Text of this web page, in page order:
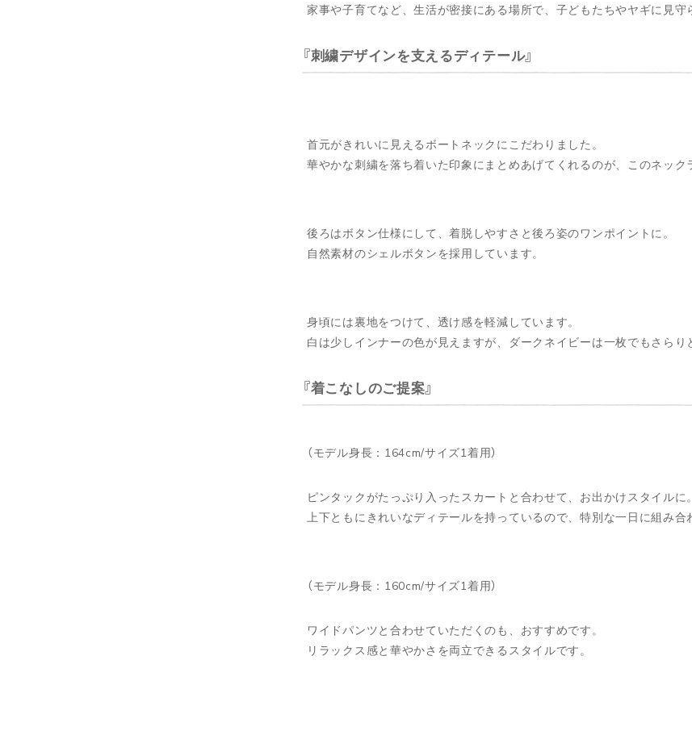
家事や子育てなど、生活が密接にある場所で、子どもたちやヤギに見守
刺繍デザインを支えるディテール
首元がきれいに見えるボートネックにこだわりました。
華やかな刺繍を落ち着いた印象にまとめあげてくれるのが、このネック
後ろはボタン仕様にして、着脱しやすさと後ろ姿のワンポイントに。
自然素材のシェルボタンを採用しています。
身頃には裏地をつけて、透け感を軽減しています。
白は少しインナーの色が見えますが、ダークネイビーは一枚でもさらり
着こなしのご提案
（モデル身長：164cm/サイズ1着用）
ピンタックがたっぷり入ったスカートと合わせて、お出かけスタイルに。
上下ともにきれいなディテールを持っているので、特別な一日に組み合
（モデル身長：160cm/サイズ1着用）
ワイドパンツと合わせていただくのも、おすすめです。
リラックス感と華やかさを両立できるスタイルです。